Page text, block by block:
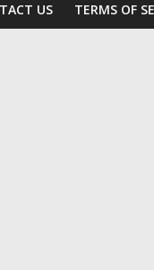
US TERMS OF